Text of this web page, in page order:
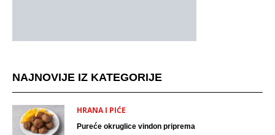
NAJNOVIJE IZ KATEGORIJE
HRANA I PIĆE
Pureće okruglice vindon priprema